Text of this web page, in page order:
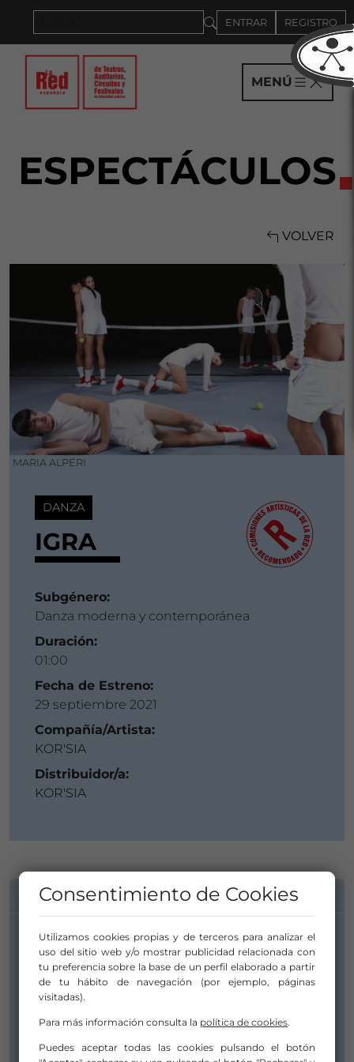
ENTRAR REGISTRO
MENÚ
ESPECTÁCULOS
VOLVER
MARIA ALPERI
DANZA
IGRA
Subgénero:
Danza moderna y contemporánea
Duración:
01:00
Fecha de Estreno:
29 septiembre 2021
Compañía/Artista:
KOR'SIA
Distribuidor/a:
KOR'SIA
INFORMACIÓN DE CONTACTO
Compañía/Artista:
KOR'SIA
produccion2spectare@gmail.com
produccion2spectare@gmail.com
603 529 951
Consentimiento de Cookies
Utilizamos cookies propias y de terceros para analizar el
uso del sitio web y/o mostrar publicidad relacionada con
tu preferencia sobre la base de un perfil elaborado a partir
de tu hábito de navegación (por ejemplo, páginas
visitadas).
Para más información consulta la política de cookies.
Puedes aceptar todas las cookies pulsando el botón